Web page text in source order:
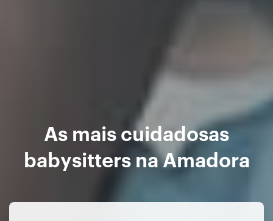
As mais cuidadosas
babysitters na Amadora